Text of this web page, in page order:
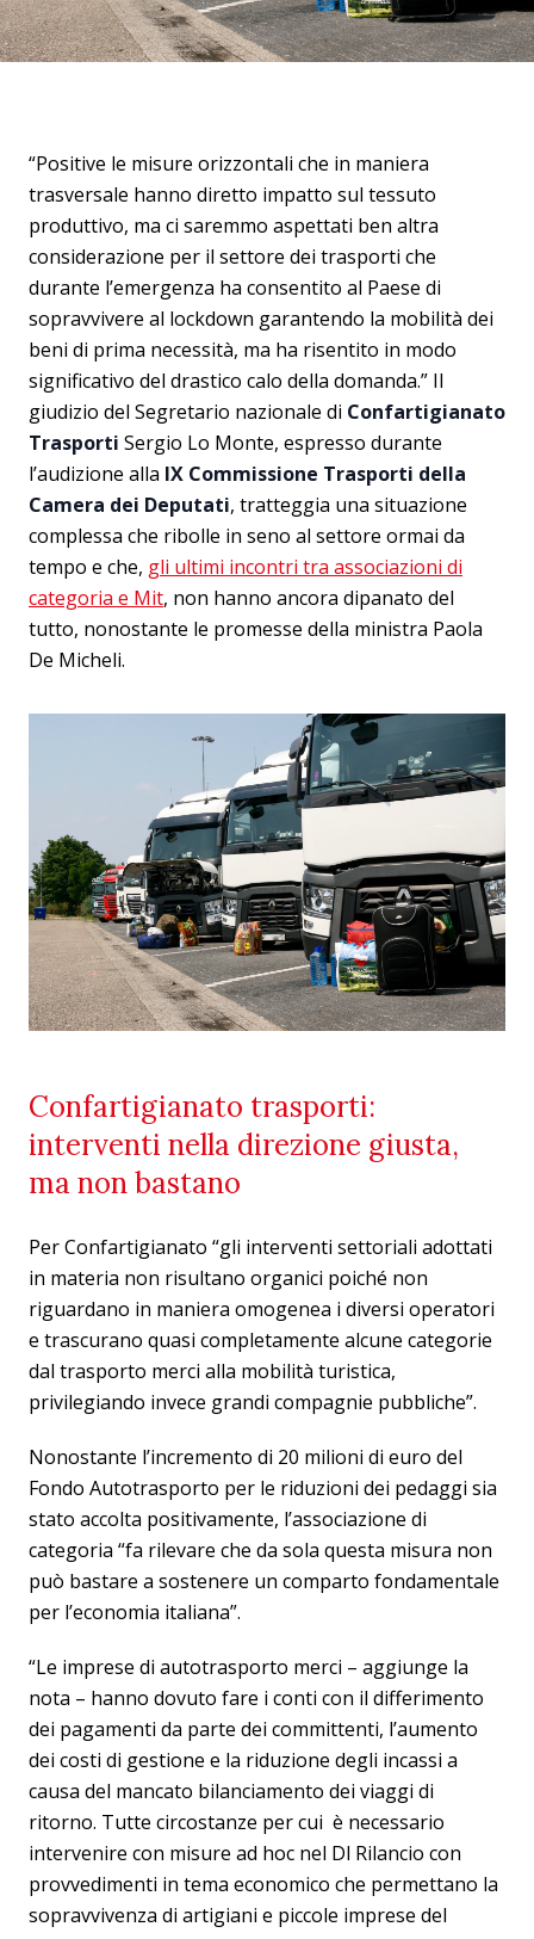
“Positive le misure orizzontali che in maniera
trasversale hanno diretto impatto sul tessuto
produttivo, ma ci saremmo aspettati ben altra
considerazione per il settore dei trasporti che
durante l’emergenza ha consentito al Paese di
sopravvivere al lockdown garantendo la mobilità dei
beni di prima necessità, ma ha risentito in modo
significativo del drastico calo della domanda.” Il
giudizio del Segretario nazionale di Confartigianato
Trasporti Sergio Lo Monte, espresso durante
l’audizione alla IX Commissione Trasporti della
Camera dei Deputati, tratteggia una situazione
complessa che ribolle in seno al settore ormai da
tempo e che, gli ultimi incontri tra associazioni di
categoria e Mit, non hanno ancora dipanato del
tutto, nonostante le promesse della ministra Paola
De Micheli.
Confartigianato trasporti:
interventi nella direzione giusta,
ma non bastano
Per Confartigianato “gli interventi settoriali adottati
in materia non risultano organici poiché non
riguardano in maniera omogenea i diversi operatori
e trascurano quasi completamente alcune categorie
dal trasporto merci alla mobilità turistica,
privilegiando invece grandi compagnie pubbliche”.
Nonostante l’incremento di 20 milioni di euro del
Fondo Autotrasporto per le riduzioni dei pedaggi sia
stato accolta positivamente, l’associazione di
categoria “fa rilevare che da sola questa misura non
può bastare a sostenere un comparto fondamentale
per l’economia italiana”.
“Le imprese di autotrasporto merci – aggiunge la
nota – hanno dovuto fare i conti con il differimento
dei pagamenti da parte dei committenti, l’aumento
dei costi di gestione e la riduzione degli incassi a
causa del mancato bilanciamento dei viaggi di
ritorno. Tutte circostanze per cui è necessario
intervenire con misure ad hoc nel Dl Rilancio con
provvedimenti in tema economico che permettano la
sopravvivenza di artigiani e piccole imprese del